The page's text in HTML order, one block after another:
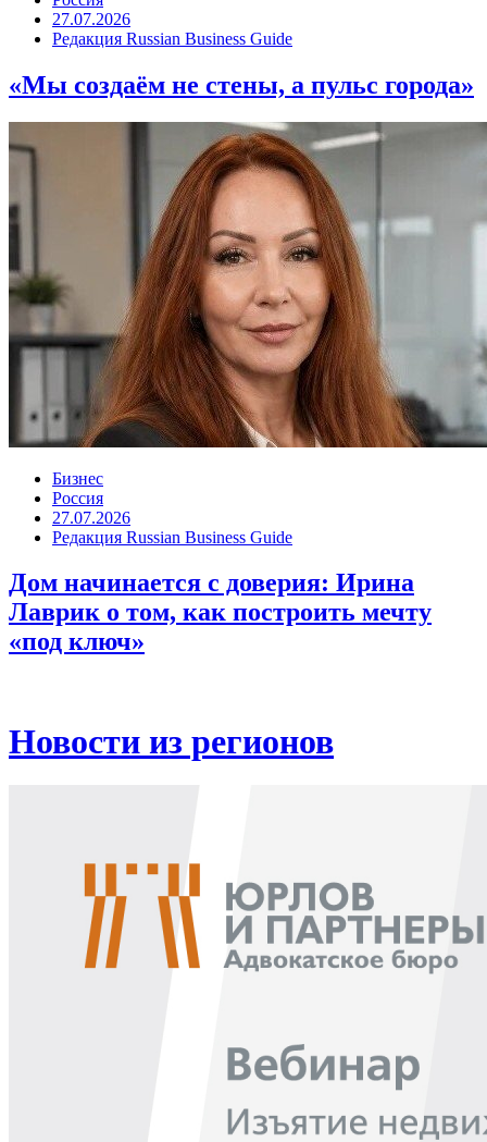
27.07.2026
Редакция Russian Business Guide
«Мы создаём не стены, а пульс города»
Бизнес
Россия
27.07.2026
Редакция Russian Business Guide
Дом начинается с доверия: Ирина
Лаврик о том, как построить мечту
«под ключ»
Новости из регионов